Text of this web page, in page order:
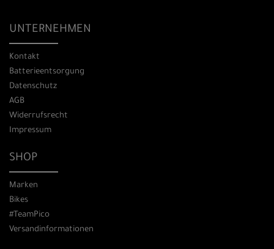
UNTERNEHMEN
Kontakt
Batterieentsorgung
Datenschutz
AGB
Widerrufsrecht
Impressum
SHOP
Marken
Bikes
#TeamPico
Versandinformationen